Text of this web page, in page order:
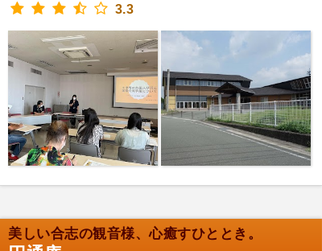
3.3
美しい合志の観音様、心癒すひととき。